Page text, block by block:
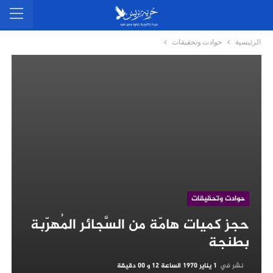
الرئيسية حوادت وتحقيقات
حوادت وتحقيقات
حجز كميات هامّة من السَّجائر المُهرّبة
بطنجة
نشر في 1 يناير 1970 الساعة 12 و 00 دقيقة